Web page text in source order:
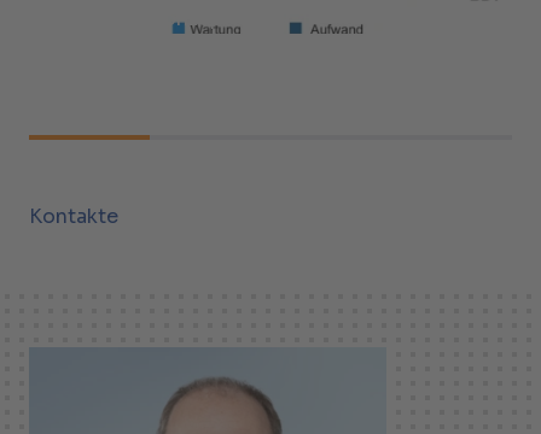
Energiekonzepte
Kontakte